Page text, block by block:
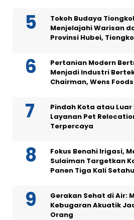
Tokoh Budaya
Menjelajahi Warisan
Provinsi Hubei,
Pertanian Modern
Menjadi Industri
Chairman, Wens
Pindah Kota atau Luar
Layanan Pet
Terpercaya
Fokus Benahi Irigasi,
Sulaiman Targetkan
Panen Tiga Kali
Gerakan Sehat di Air:
Kebugaran Akuatik
Orang